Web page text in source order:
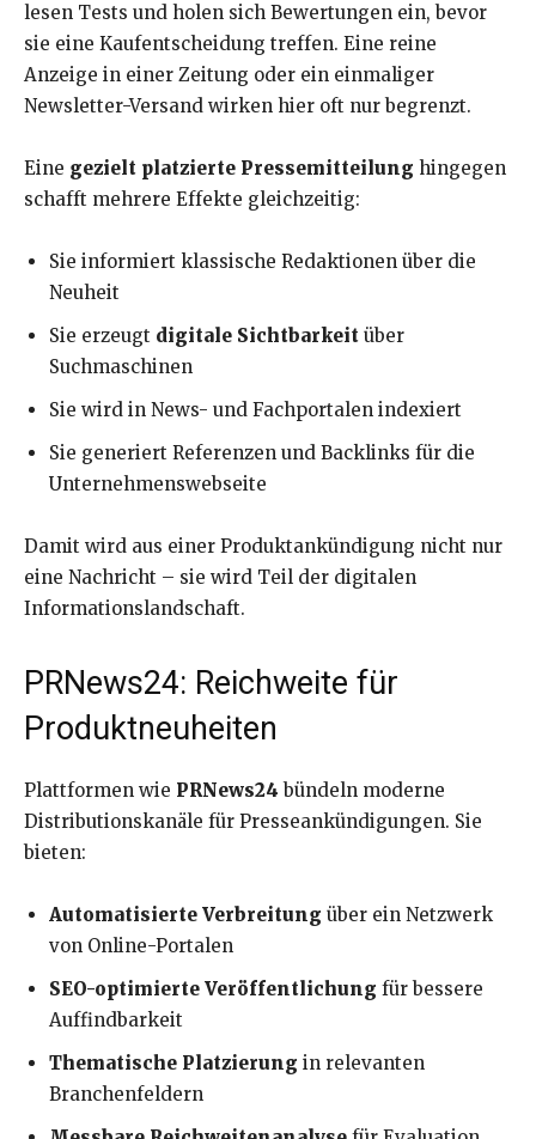
lesen Tests und holen sich Bewertungen ein, bevor
sie eine Kaufentscheidung treffen. Eine reine
Anzeige in einer Zeitung oder ein einmaliger
Newsletter-Versand wirken hier oft nur begrenzt.
Eine gezielt platzierte Pressemitteilung hingegen
schafft mehrere Effekte gleichzeitig:
Sie informiert klassische Redaktionen über die
Neuheit
Sie erzeugt digitale Sichtbarkeit über
Suchmaschinen
Sie wird in News- und Fachportalen indexiert
Sie generiert Referenzen und Backlinks für die
Unternehmenswebseite
Damit wird aus einer Produktankündigung nicht nur
eine Nachricht – sie wird Teil der digitalen
Informationslandschaft.
PRNews24: Reichweite für
Produktneuheiten
Plattformen wie PRNews24 bündeln moderne
Distributionskanäle für Presseankündigungen. Sie
bieten:
Automatisierte Verbreitung über ein Netzwerk
von Online-Portalen
SEO-optimierte Veröffentlichung für bessere
Auffindbarkeit
Thematische Platzierung in relevanten
Branchenfeldern